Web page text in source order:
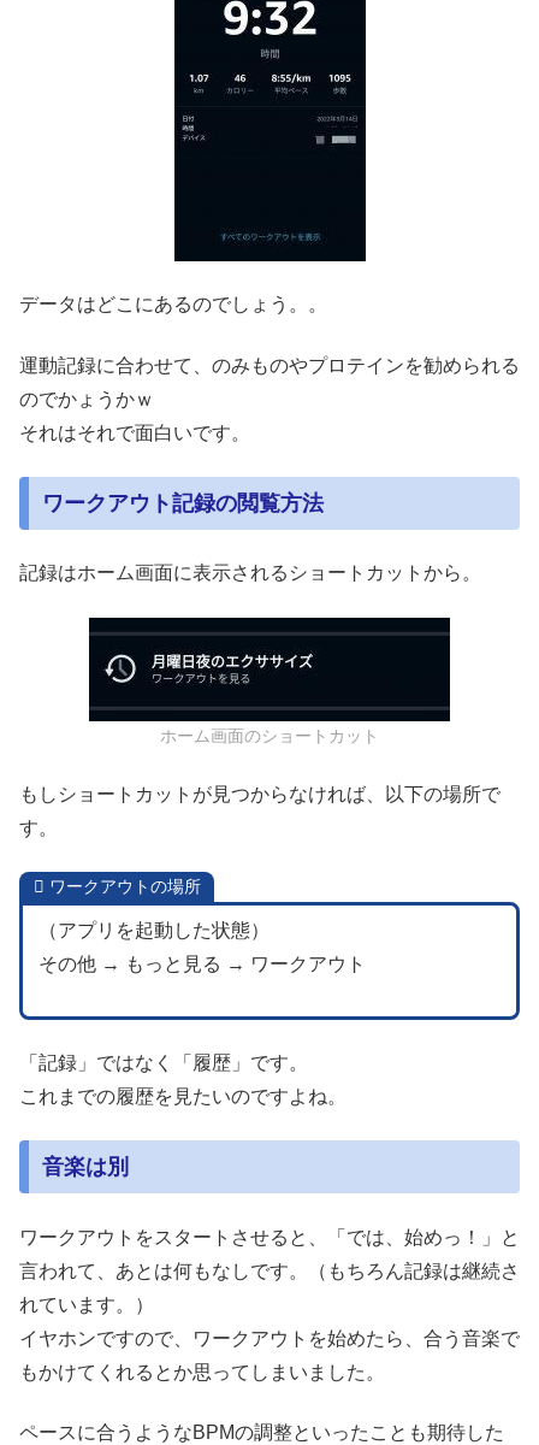
データはどこにあるのでしょう。。
運動記録に合わせて、のみものやプロテインを勧められる
のでかょうかｗ
それはそれで面白いです。
ワークアウト記録の閲覧方法
記録はホーム画面に表示されるショートカットから。
ホーム画面のショートカット
もしショートカットが見つからなければ、以下の場所で
す。
ワークアウトの場所
（アプリを起動した状態）
その他 → もっと見る → ワークアウト
「記録」ではなく「履歴」です。
これまでの履歴を見たいのですよね。
音楽は別
ワークアウトをスタートさせると、「では、始めっ！」と
言われて、あとは何もなしです。（もちろん記録は継続さ
れています。）
イヤホンですので、ワークアウトを始めたら、合う音楽で
もかけてくれるとか思ってしまいました。
ペースに合うようなBPMの調整といったことも期待した